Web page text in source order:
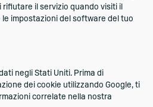
il servizio quando visiti il
impostazioni del software del tuo
negli Stati Uniti. Prima di
dei cookie utilizzando Google, ti
correlate nella nostra